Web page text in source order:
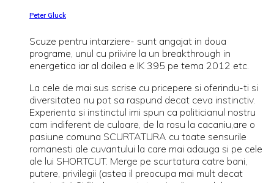
Peter Gluck
Scuze pentru intarziere- sunt angajat in doua
programe, unul cu priivire la un breakthrough in
energetica iar al doilea e IK 395 pe tema 2012 etc.
La cele de mai sus scrise cu pricepere si oferindu-ti si
diversitatea nu pot sa raspund decat ceva instinctiv.
Experienta si instinctul imi spun ca politicianul nostru
cam indiferent de culoare, de la rosu la cacaniu,are o
pasiune comuna SCURTATURA cu toate sensurile
romanesti ale cuvantului la care mai adauga si pe cele
ale lui SHORTCUT. Merge pe scurtatura catre bani,
putere, privilegii (astea il preocupa mai mult decat